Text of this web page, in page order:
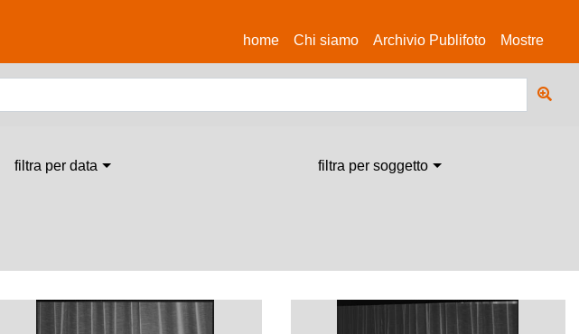
home(current)
Chi siamo Archivio Publifoto Mostre
filtra per data filtra per soggetto